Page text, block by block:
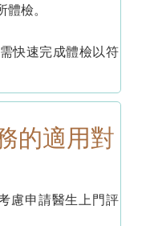
體檢。
快速完成體檢以符
的適用對
慮申請醫生上門評